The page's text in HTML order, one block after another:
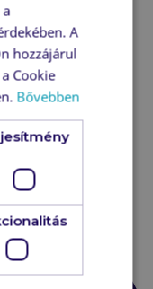
and
A
hozzájárul
Cookie
Bővebben